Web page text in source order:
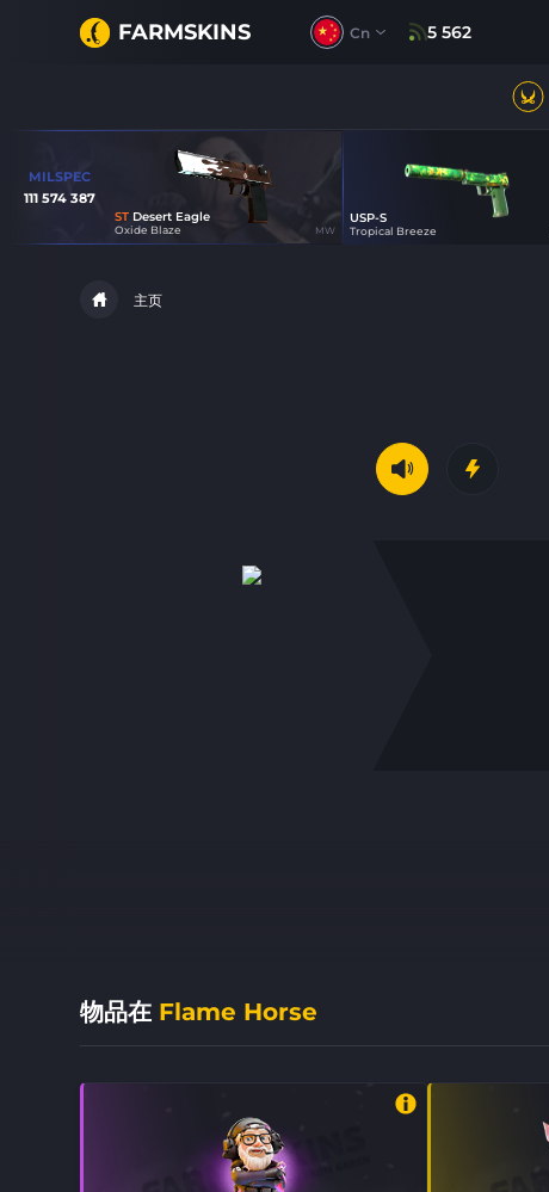
FARMSKINS Cn 5 562
MILSPEC
111 574 387
ST Desert Eagle
Oxide Blaze MW 0
USP-S
Tropical Breeze
主页
物品在 Flame Horse